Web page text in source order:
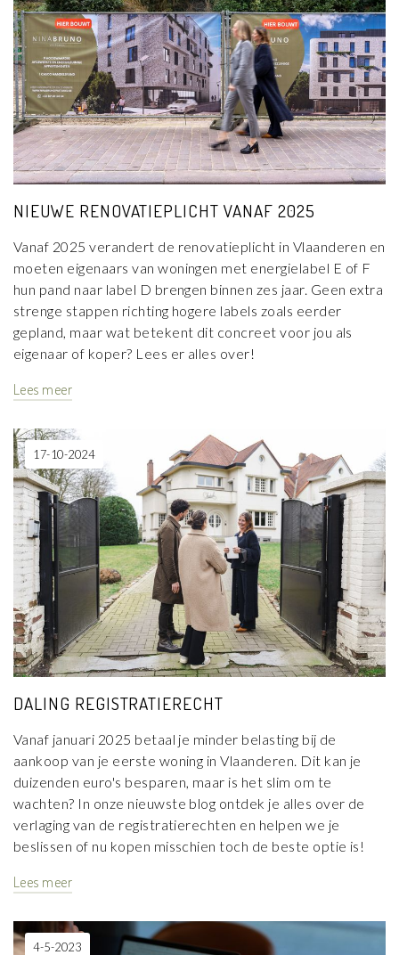
NIEUWE RENOVATIEPLICHT VANAF 2025
Vanaf 2025 verandert de renovatieplicht in Vlaanderen en
moeten eigenaars van woningen met energielabel E of F
hun pand naar label D brengen binnen zes jaar. Geen extra
strenge stappen richting hogere labels zoals eerder
gepland, maar wat betekent dit concreet voor jou als
eigenaar of koper? Lees er alles over!
Lees meer
17-10-2024
DALING REGISTRATIERECHT
Vanaf januari 2025 betaal je minder belasting bij de
aankoop van je eerste woning in Vlaanderen. Dit kan je
duizenden euro's besparen, maar is het slim om te
wachten? In onze nieuwste blog ontdek je alles over de
verlaging van de registratierechten en helpen we je
beslissen of nu kopen misschien toch de beste optie is!
Lees meer
4-5-2023